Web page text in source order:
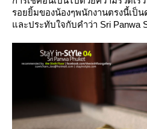
รอยยิ้มของน้องๆพนักงานตรงนี้เป็
ละประทับใจกับคำว่า Sri Panwa